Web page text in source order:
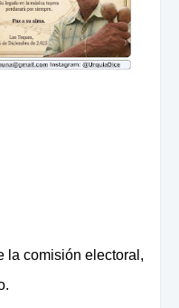
la comisión electoral,